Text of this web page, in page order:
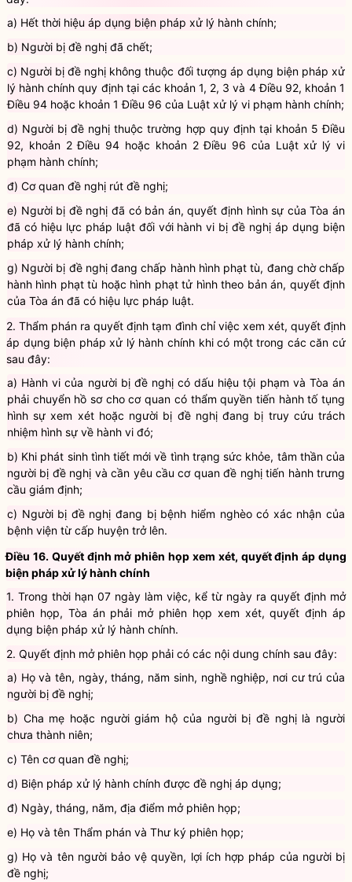
a) Hết thời hiệu áp dụng biện pháp xử lý hành chính;
b) Người bị đề nghị đã chết;
c) Người bị đề nghị không thuộc đối tượng áp dụng biện pháp xử
lý hành chính quy định tại các khoản 1, 2, 3 và 4 Điều 92, khoản 1
Điều 94 hoặc khoản 1 Điều 96 củaLuật xử lý vi phạm hành chính
d) Người bị đề nghị thuộc trường hợp quy định tại khoản 5 Điều
92, khoản 2 Điều 94 hoặc khoản 2 Điều 96
phạm hành chính
đ) Cơ quan đề nghị rút đề nghị;
e) Người bị đề nghị đã có bản án, quyết định hình sự của Tòa án
đã có hiệu lực phápluật
pháp xử lý hành chính
g) Người bị đề nghị đangchấp hành hình phạt tù, đang chờchấp
hành hình phạttù hoặc hình phạt tử hình theo bản án, quyết định
2. Thẩm phán ra quyết định tạm đình chỉ việc xem xét, quyết định
áp dụng
sau đây:
a) Hành vi của người bị đề nghị có dấu hiệu tội phạm và Tòa án
phải chuyển hồ sơ cho cơ quan có thẩm quyền tiến hành tố tụng
hình sự xem xét hoặc người bị đề nghị đang bị truy cứu trách
nhiệm hình sự về hành vi đó;
b) Khi phát sinh tình tiết mới về tình trạng sức khỏe, tâm thần của
người bị đề nghị và cần yêu cầu cơ quan đề nghị tiến hành trưng
cầu giám định;
c) Người bị đề nghị đang bị bệnh hiểm nghèo có xác nhận của
Điều 16. Quyết định mở phiên họp xem xét, quyết định áp dụng
biện pháp xử lý hành chính
1. Trong thời hạn 07 ngày làm việc, kể từ ngày ra quyết định mở
phiên họp, Tòa án phải mở phiên họp xem xét, quyết định áp
biện pháp xử lý hành chính
2. Quyết định mở phiên họp phải có các nội dung chính sau đây:
a) Họ và tên, ngày, tháng, năm sinh, nghề nghiệp, nơi cư trú của
b) Cha mẹ hoặc người giám hộ của người bị đề nghị là người
c) Tên cơ quan đề nghị;
d) Biện pháp xử lý hành chính được đề nghị áp dụng;
đ) Ngày, tháng, năm, địa điểm mở phiên họp;
e) Họ và tên Thẩm phán và Thư ký phiên họp;
g) Họ và tên người bảo vệ quyền, lợi ích hợp pháp của người bị